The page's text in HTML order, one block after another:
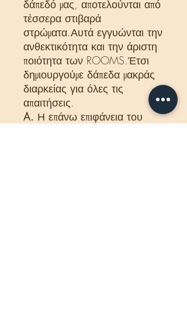
δάπεδό μας, αποτελούνται από
τέσσερα στιβαρά
στρώματα.Αυτά εγγυώνται την
ανθεκτικότητα και την άριστη
ποιότητα των ROOMS.Έτσι
δημιουργούμε δάπεδα μακράς
διαρκείας για όλες τις
απαιτήσεις.
A. Η επάνω επιφάνεια του